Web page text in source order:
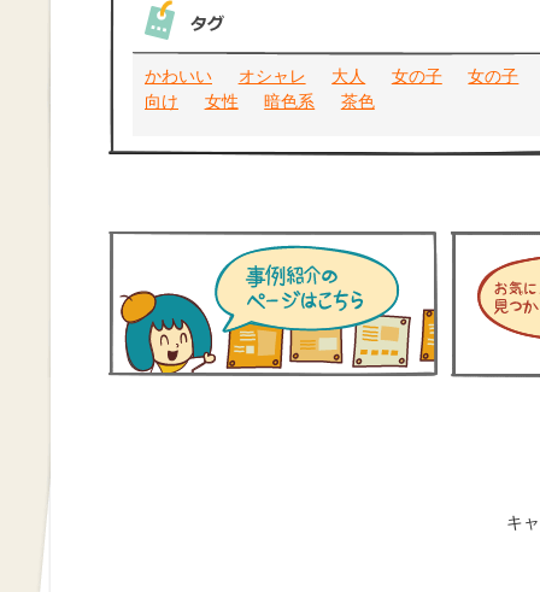
かわいい オシャレ 大人 女の子
女の子
向け
女性 暗色系 茶色
キ